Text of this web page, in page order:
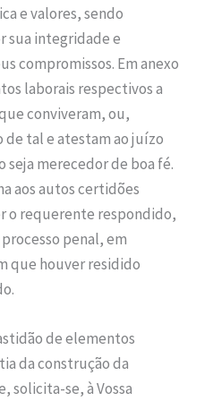
e valores, sendo
sua integridade e
compromissos. Em anexo
laborais respectivos a
conviveram, ou,
de tal e atestam ao juízo
merecedor de boa fé.
aos autos certidões
o requerente respondido,
penal, em
que houver residido
de elementos
da construção da
solicita-se, à Vossa